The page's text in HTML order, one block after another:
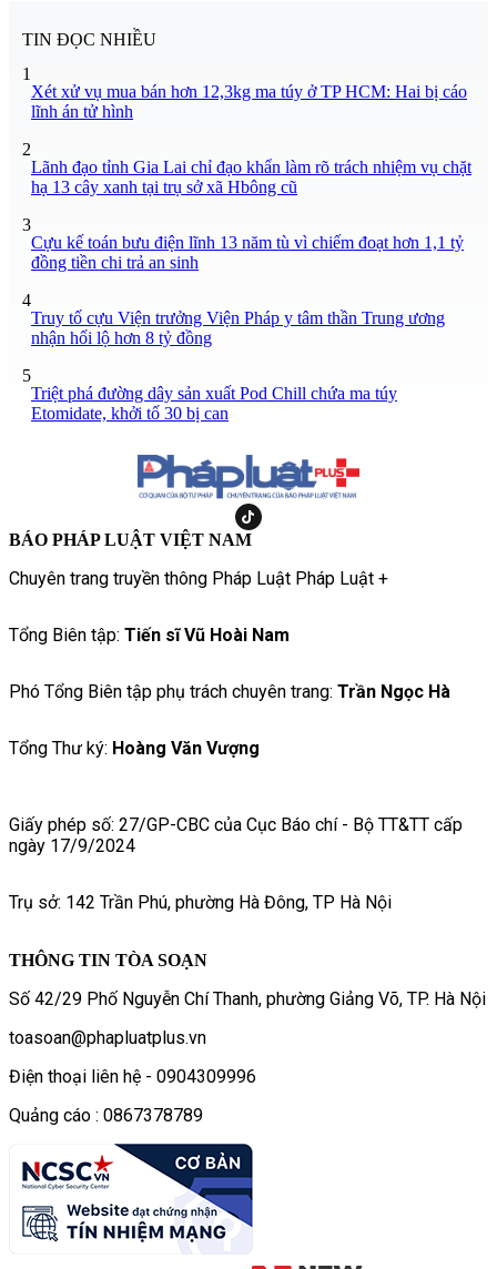
TIN ĐỌC NHIỀU
1
Xét xử vụ mua bán hơn 12,3kg ma túy ở TP HCM: Hai bị cáo
lĩnh án tử hình
2
Lãnh đạo tỉnh Gia Lai chỉ đạo khẩn làm rõ trách nhiệm vụ chặt
hạ 13 cây xanh tại trụ sở xã Hbông cũ
3
Cựu kế toán bưu điện lĩnh 13 năm tù vì chiếm đoạt hơn 1,1 tỷ
đồng tiền chi trả an sinh
4
Truy tố cựu Viện trưởng Viện Pháp y tâm thần Trung ương
nhận hối lộ hơn 8 tỷ đồng
5
Triệt phá đường dây sản xuất Pod Chill chứa ma túy
Etomidate, khởi tố 30 bị can
BÁO PHÁP LUẬT VIỆT NAM
Chuyên trang truyền thông Pháp Luật Pháp Luật +
Tổng Biên tập: Tiến sĩ Vũ Hoài Nam
Phó Tổng Biên tập phụ trách chuyên trang: Trần Ngọc Hà
Tổng Thư ký: Hoàng Văn Vượng
Giấy phép số: 27/GP-CBC của Cục Báo chí - Bộ TT&TT cấp
ngày 17/9/2024
Trụ sở: 142 Trần Phú, phường Hà Đông, TP Hà Nội
THÔNG TIN TÒA SOẠN
Số 42/29 Phố Nguyễn Chí Thanh, phường Giảng Võ, TP. Hà Nội
toasoan@phapluatplus.vn
Điện thoại liên hệ - 0904309996
Quảng cáo : 0867378789